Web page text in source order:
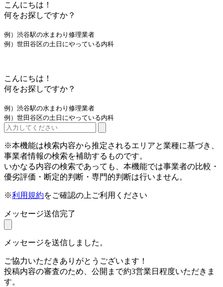
こんにちは！
何をお探しですか？
例）渋谷駅の水まわり修理業者
例）世田谷区の土日にやっている内科
こんにちは！
何をお探しですか？
例）渋谷駅の水まわり修理業者
例）世田谷区の土日にやっている内科
※本機能は検索内容から推定されるエリアと業種に基づき、
事業者情報の検索を補助するものです。
いかなる内容の検索であっても、本機能では事業者の比較・
優劣評価・断定的判断・専門的判断は行いません。
※利用規約をご確認の上ご利用ください
メッセージ送信完了
メッセージを送信しました。
ご協力いただきありがとうございます！
投稿内容の審査のため、公開まで約3営業日程度いただきま
す。